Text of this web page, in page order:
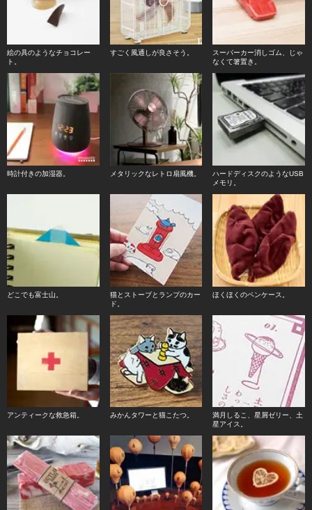
絵の具のようなチョコレー
ト。
すごく風通しが良さそう。
スーパーカー消しゴム、じゃ
なくて箸置き。
時計付きの加湿器。 メタリックなレトロ扇風機。
ハードディスクのようなUSB
メモリ。
どこでも富士山。
猫とストーブとランプのカー
ド。
ほくほくのペンケース。
アンティークな救急箱。 みかんタワーと猫こたつ。
満月しるこ、星屑ゼリー、土
星アイス。